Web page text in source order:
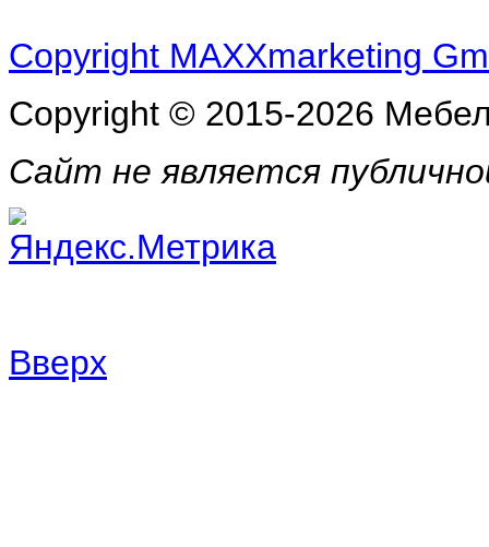
Copyright MAXXmarketing
Copyright © 2015-2026
Сайт не является
Вверх